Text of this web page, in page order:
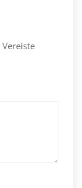
Vereiste